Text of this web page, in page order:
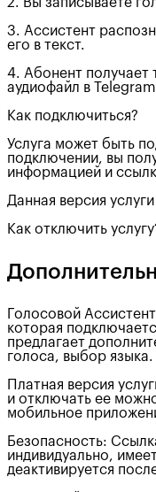
3. Ассистент
его в текст.
4. Абонент получает
аудиофайл в
Как подключиться?
Услуга может быть
подключении, вы
информацией и
Данная версия
Как отключить
Голосовой
которая
предлагает
голоса, выбор языка.
Платная версия
и отключать ее
мобильное
Безопасность:
индивидуально,
деактивируется